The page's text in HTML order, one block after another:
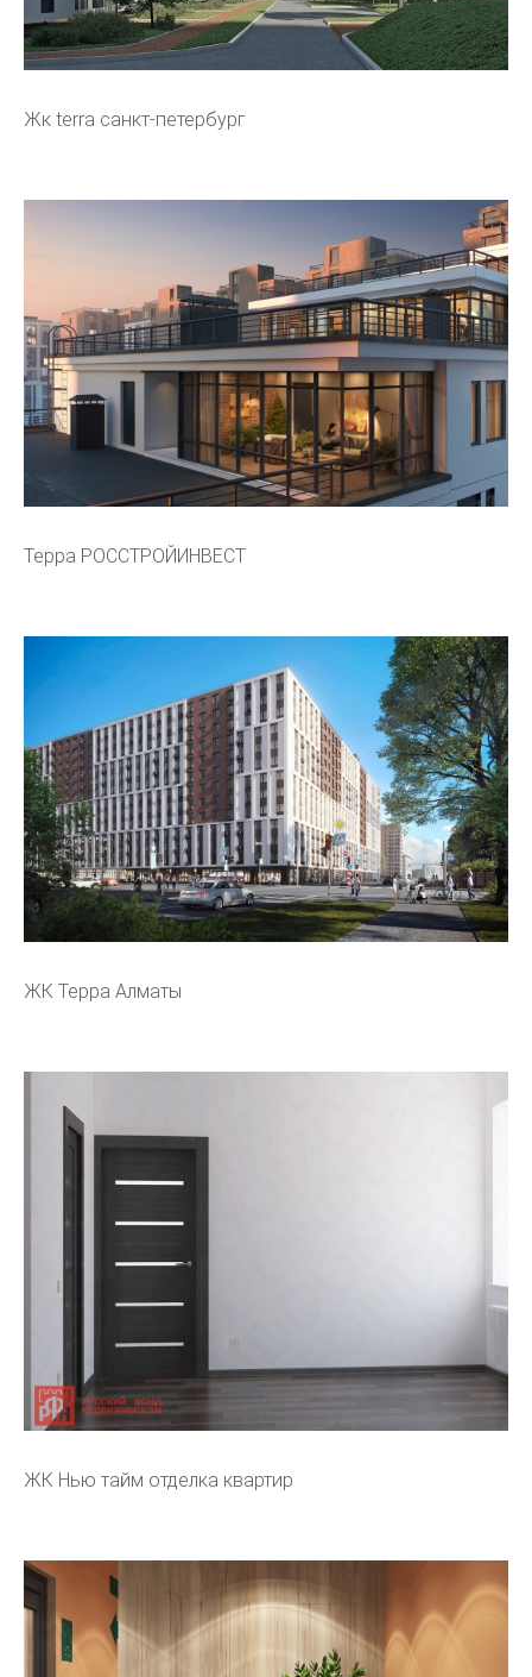
Жк terra санкт-петербург
Терра РОССТРОЙИНВЕСТ
ЖК Терра Алматы
ЖК Нью тайм отделка квартир